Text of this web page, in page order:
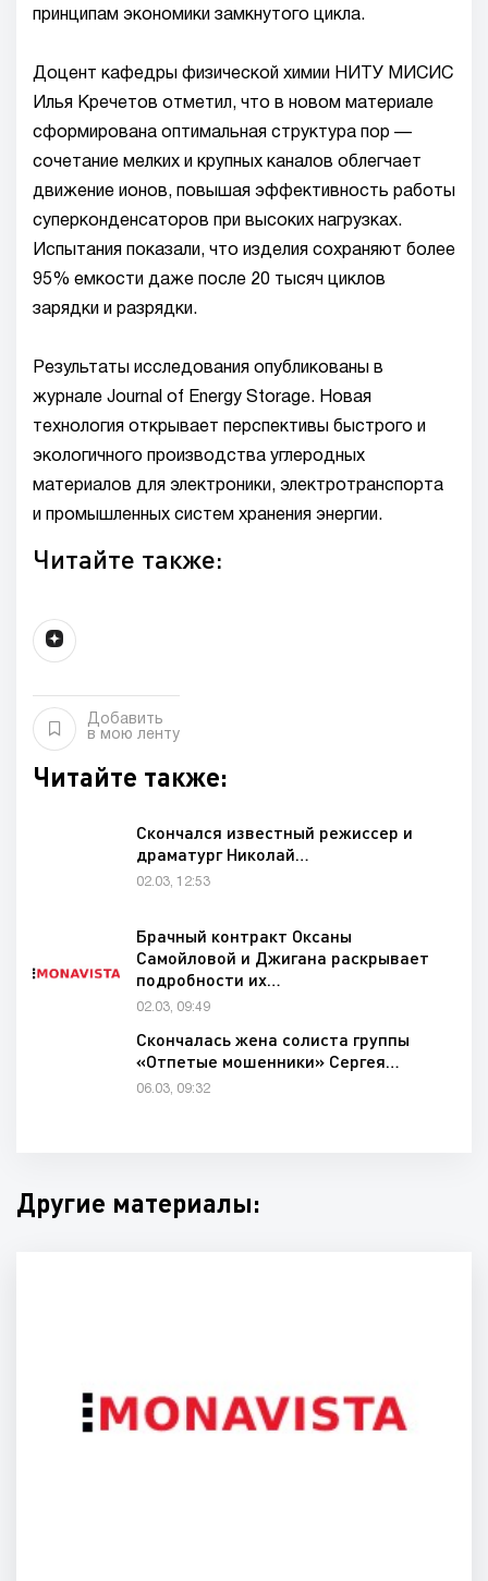
принципам экономики замкнутого цикла.
Доцент кафедры физической химии НИТУ МИСИС
Илья Кречетов отметил, что в новом материале
сформирована оптимальная структура пор —
сочетание мелких и крупных каналов облегчает
движение ионов, повышая эффективность работы
суперконденсаторов при высоких нагрузках.
Испытания показали, что изделия сохраняют более
95% емкости даже после 20 тысяч циклов
зарядки и разрядки.
Результаты исследования опубликованы в
журнале Journal of Energy Storage. Новая
технология открывает перспективы быстрого и
экологичного производства углеродных
материалов для электроники, электротранспорта
и промышленных систем хранения энергии.
Читайте также:
Добавить
в мою ленту
Читайте также:
Скончался известный режиссер и
драматург Николай…
02.03, 12:53
Брачный контракт Оксаны
Самойловой и Джигана раскрывает
подробности их…
02.03, 09:49
Скончалась жена солиста группы
«Отпетые мошенники» Сергея…
06.03, 09:32
Другие материалы: